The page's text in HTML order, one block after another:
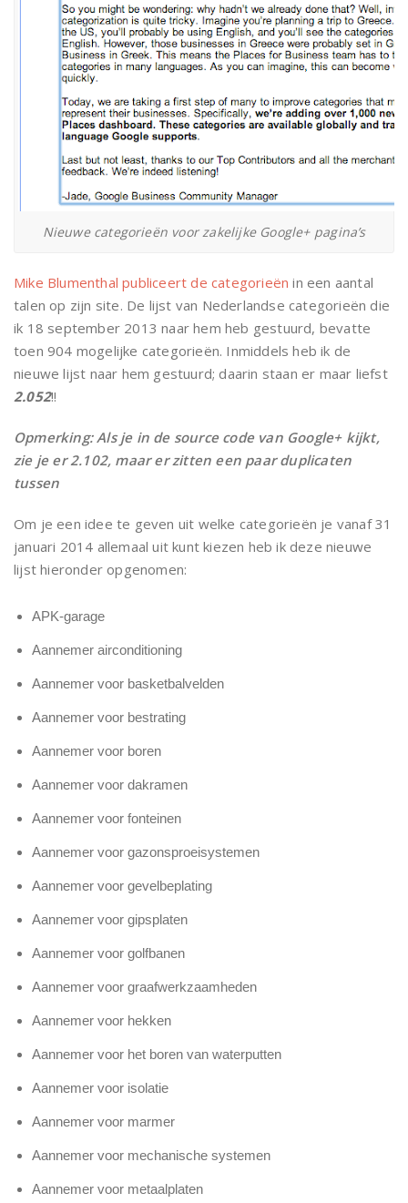
Nieuwe categorieën voor zakelijke Google+ pagina’s
Mike Blumenthal publiceert de categorieën in een aantal
talen op zijn site. De lijst van Nederlandse categorieën die
ik 18 september 2013 naar hem heb gestuurd, bevatte
toen 904 mogelijke categorieën. Inmiddels heb ik de
nieuwe lijst naar hem gestuurd; daarin staan er maar liefst
2.052!!
Opmerking: Als je in de source code van Google+ kijkt,
zie je er 2.102, maar er zitten een paar duplicaten
tussen
Om je een idee te geven uit welke categorieën je vanaf 31
januari 2014 allemaal uit kunt kiezen heb ik deze nieuwe
lijst hieronder opgenomen:
APK-garage
Aannemer airconditioning
Aannemer voor basketbalvelden
Aannemer voor bestrating
Aannemer voor boren
Aannemer voor dakramen
Aannemer voor fonteinen
Aannemer voor gazonsproeisystemen
Aannemer voor gevelbeplating
Aannemer voor gipsplaten
Aannemer voor golfbanen
Aannemer voor graafwerkzaamheden
Aannemer voor hekken
Aannemer voor het boren van waterputten
Aannemer voor isolatie
Aannemer voor marmer
Aannemer voor mechanische systemen
Aannemer voor metaalplaten